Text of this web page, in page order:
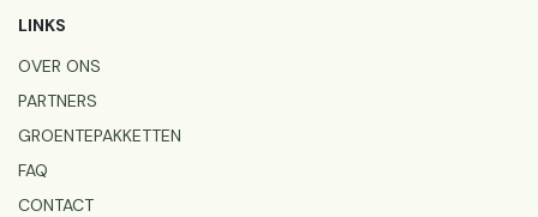
LINKS
OVER ONS
PARTNERS
GROENTEPAKKETTEN
FAQ
CONTACT